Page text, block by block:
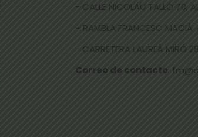
- CALLE NICOLAU TALLÓ 70,
- RAMBLA FRANCESC MACIÀ
- CARRETERA LAUREÀ MIRÓ
Correo de contacto: